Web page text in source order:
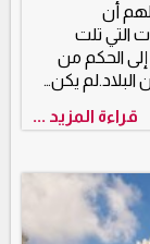
أن
التي تلت
الحكم من
يكن…
قراءة المزيد ...